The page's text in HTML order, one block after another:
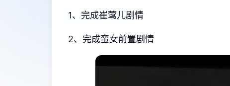
1、完成崔莺儿剧情
2、完成蛮女前置剧情